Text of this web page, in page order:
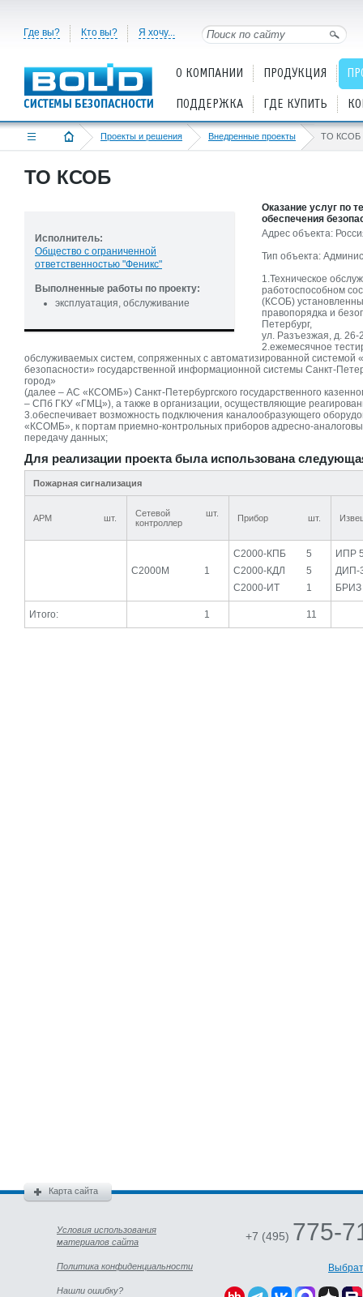
Где вы? Кто вы? Я хочу...
О КОМПАНИИ ПРОДУКЦИЯ
ПОДДЕРЖКА ГДЕ КУПИТЬ
Проекты и решения Внедренные проекты ТО КСОБ
ТО КСОБ
Исполнитель:
Общество с ограниченной
ответственностью "Феникс"
Выполненные работы по проекту:
эксплуатация, обслуживание
Оказание услуг по
обеспечения
Адрес объекта:
Тип объекта:
1.Техническое
работоспособном
(КСОБ)
правопорядка и
Петербург,
ул. Разъезжая, д. 26-
2.ежемесячное
обслуживаемых систем, сопряженных с автоматизированной системой
безопасности» государственной информационной системы Санкт-
город»
(далее – АС «КСОМБ») Санкт-Петербургского государственного
– СПб ГКУ «ГМЦ»), а также в организации, осуществляющие
3.обеспечивает возможность подключения каналообразующего
«КСОМБ», к портам приемно-контрольных приборов адресно-
передачу данных;
Для реализации проекта была использована
Пожарная сигнализация
АРМ шт.
Сетевой
контроллер
шт. Прибор шт.
С2000М 1
С2000-КПБ
5
С2000-КДЛ
5
С2000-ИТ
1
ИПР
ДИП-
БРИЗ
Итого: 1 11
Карта сайта
Условия использования
материалов сайта
Политика конфиденциальности
Нашли ошибку?
+7 (495) 775-